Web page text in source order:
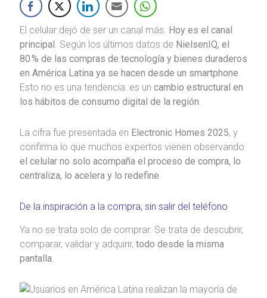
El celular dejó de ser un canal más. Hoy es el canal
principal. Según los últimos datos de NielsenIQ, el
80 % de las compras de tecnología y bienes duraderos
en América Latina ya se hacen desde un smartphone.
Esto no es una tendencia: es un cambio estructural en
los hábitos de consumo digital de la región.
La cifra fue presentada en Electronic Homes 2025, y
confirma lo que muchos expertos vienen observando:
el celular no solo acompaña el proceso de compra, lo
centraliza, lo acelera y lo redefine.
De la inspiración a la compra, sin salir del teléfono
Ya no se trata solo de comprar. Se trata de descubrir,
comparar, validar y adquirir, todo desde la misma
pantalla